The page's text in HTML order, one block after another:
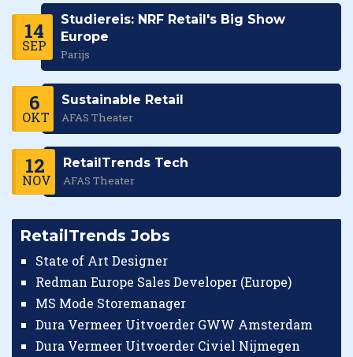
14
SEP
Studiereis: NRF Retail's Big Show
Europe
Parijs
6
OKT
Sustainable Retail
AFAS Theater
12
NOV
RetailTrends Tech
AFAS Theater
RetailTrends Jobs
State of Art Designer
Redman Europe Sales Developer (Europe)
MS Mode Storemanager
Dura Vermeer Uitvoerder GWW Amsterdam
Dura Vermeer Uitvoerder Civiel Nijmegen